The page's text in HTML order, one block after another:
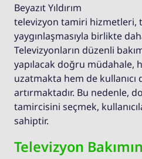
Beyazıt Yıldırım
televizyon tamiri hizmetleri,
yaygınlaşmasıyla birlikte
Televizyonların düzenli
yapılacak doğru müdahale,
uzatmakta hem de kullanıcı
artırmaktadır. Bu nedenle,
tamircisini seçmek,
sahiptir.
Televizyon